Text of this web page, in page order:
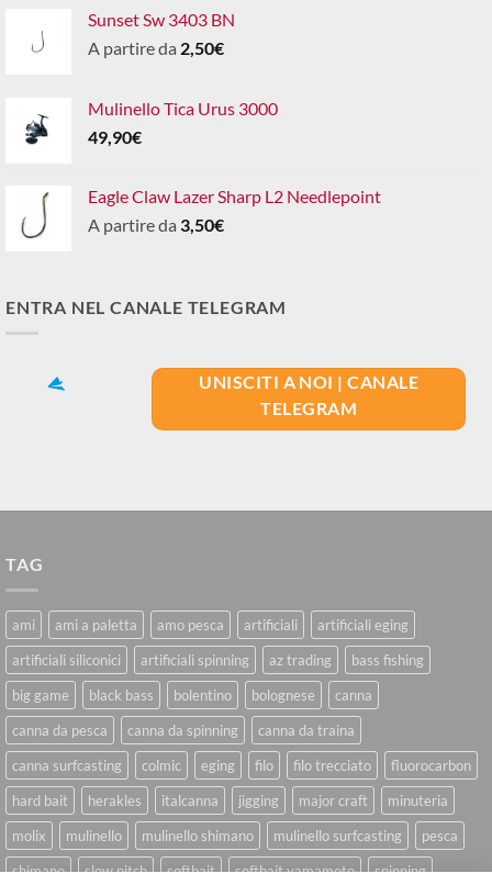
Sunset Sw 3403 BN
A partire da 2,50€
Mulinello Tica Urus 3000
49,90€
Eagle Claw Lazer Sharp L2 Needlepoint
A partire da 3,50€
ENTRA NEL CANALE TELEGRAM
UNISCITI A NOI | CANALE
TELEGRAM
TAG
ami ami a paletta amo pesca artificiali
artificiali eging
artificiali siliconici
artificiali spinning az trading
bass fishing
big game
black bass bolentino bolognese
canna
canna da pesca
canna da spinning
canna da traina
canna surfcasting
colmic eging filo filo trecciato
fluorocarbon
hard bait
herakles italcanna jigging major craft
minuteria
molix
mulinello mulinello shimano mulinello surfcasting
pesca
shimano
slow pitch softbait softbait yamamoto spinning